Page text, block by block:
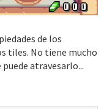
de los
tiles. No tiene mucho
atravesarlo...